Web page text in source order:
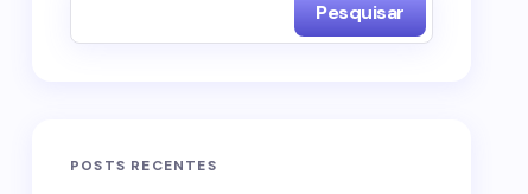
Pesquisar
POSTS RECENTES